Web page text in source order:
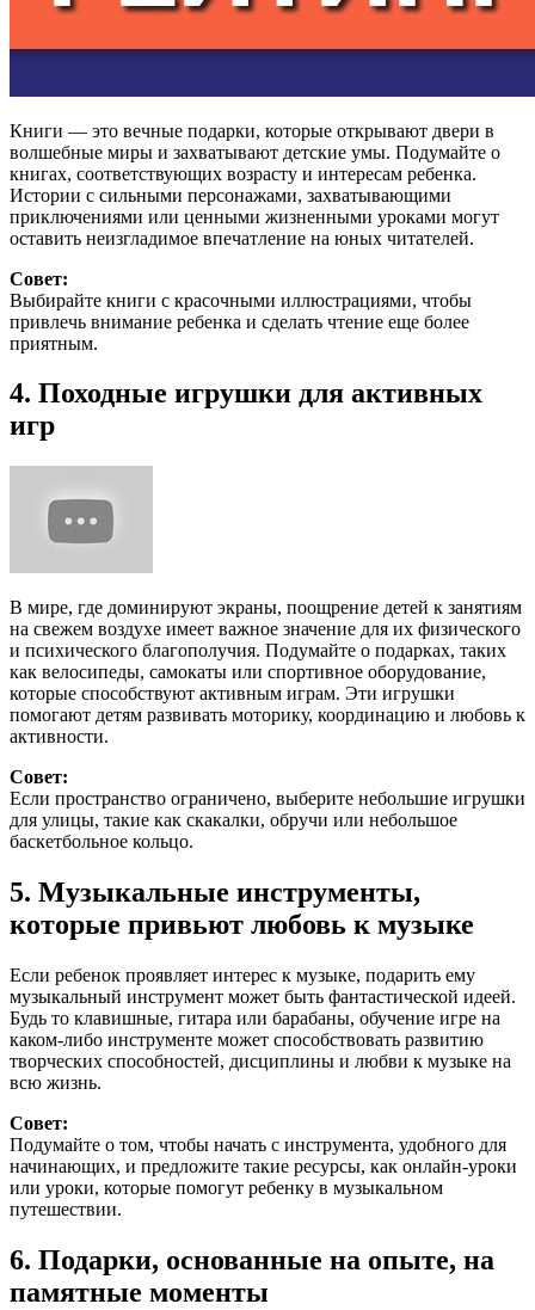
Книги — это вечные подарки, которые открывают двери в
волшебные миры и захватывают детские умы. Подумайте о
книгах, соответствующих возрасту и интересам ребенка.
Истории с сильными персонажами, захватывающими
приключениями или ценными жизненными уроками могут
оставить неизгладимое впечатление на юных читателей.
Совет:
Выбирайте книги с красочными иллюстрациями, чтобы
привлечь внимание ребенка и сделать чтение еще более
приятным.
4. Походные игрушки для активных
игр
В мире, где доминируют экраны, поощрение детей к занятиям
на свежем воздухе имеет важное значение для их физического
и психического благополучия. Подумайте о подарках, таких
как велосипеды, самокаты или спортивное оборудование,
которые способствуют активным играм. Эти игрушки
помогают детям развивать моторику, координацию и любовь к
активности.
Совет:
Если пространство ограничено, выберите небольшие игрушки
для улицы, такие как скакалки, обручи или небольшое
баскетбольное кольцо.
5. Музыкальные инструменты,
которые привьют любовь к музыке
Если ребенок проявляет интерес к музыке, подарить ему
музыкальный инструмент может быть фантастической идеей.
Будь то клавишные, гитара или барабаны, обучение игре на
каком-либо инструменте может способствовать развитию
творческих способностей, дисциплины и любви к музыке на
всю жизнь.
Совет:
Подумайте о том, чтобы начать с инструмента, удобного для
начинающих, и предложите такие ресурсы, как онлайн-уроки
или уроки, которые помогут ребенку в музыкальном
путешествии.
6. Подарки, основанные на опыте, на
памятные моменты